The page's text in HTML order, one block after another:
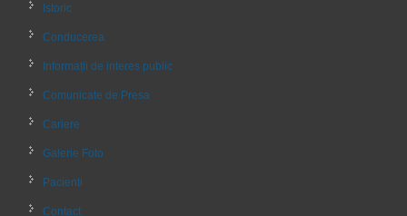
Istoric
Conducerea
Informații de interes public
Comunicate de Presa
Cariere
Galerie Foto
Pacienti
Contact